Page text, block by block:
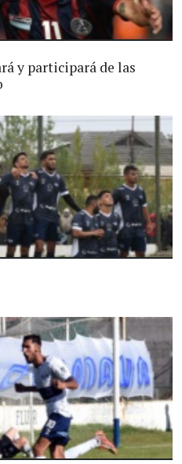
y participará de las